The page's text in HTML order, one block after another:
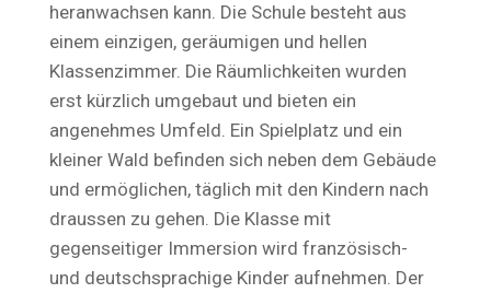
heranwachsen kann. Die Schule besteht aus
einem einzigen, geräumigen und hellen
Klassenzimmer. Die Räumlichkeiten wurden
erst kürzlich umgebaut und bieten ein
angenehmes Umfeld. Ein Spielplatz und ein
kleiner Wald befinden sich neben dem Gebäude
und ermöglichen, täglich mit den Kindern nach
draussen zu gehen. Die Klasse mit
gegenseitiger Immersion wird französisch-
und deutschsprachige Kinder aufnehmen. Der